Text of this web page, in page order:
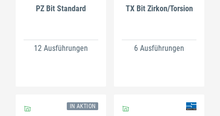
PZ Bit Standard
12 Ausführungen
TX Bit Zirkon/Torsion
6 Ausführungen
IN AKTION